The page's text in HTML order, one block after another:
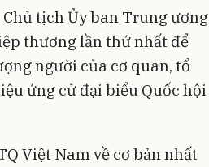
tịch Ủy ban Trung ương
thương lần thứ nhất để
người của cơ quan, tổ
ứng cử đại biểu Quốc hội
Việt Nam về cơ bản nhất